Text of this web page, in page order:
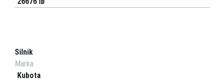
Silnik
Marka
Kubota